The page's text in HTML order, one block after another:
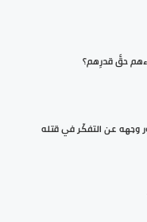
حقَّ قدرِهم؟
وجهه عن التفكّر في قتله